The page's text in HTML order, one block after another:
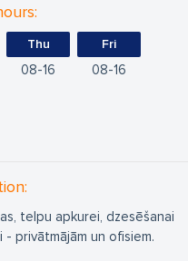
Thu
08 16
Fri
08 16
telpu apkurei, dzesēšanai
privātmājām un ofisiem.